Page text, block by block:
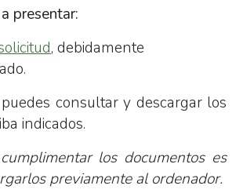
presentar:
, debidamente
consultar y descargar los
indicados.
los documentos es
previamente al ordenador.